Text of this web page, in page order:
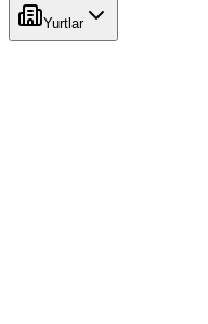
Yurtlar